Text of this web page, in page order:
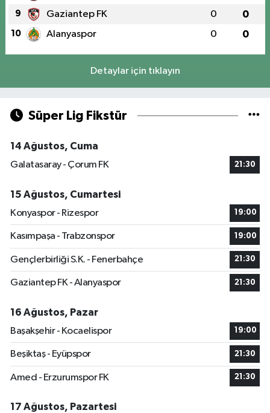
9 Gaziantep FK 0 0
10 Alanyaspor 0 0
Detaylar için tıklayın
Süper Lig Fikstür
14 Ağustos, Cuma
Galatasaray - Çorum FK
21:30
15 Ağustos, Cumartesi
Konyaspor - Rizespor
19:00
Kasımpaşa - Trabzonspor 19:00
Gençlerbirliği S.K. - Fenerbahçe 21:30
Gaziantep FK - Alanyaspor 21:30
16 Ağustos, Pazar
Başakşehir - Kocaelispor
19:00
Beşiktaş - Eyüpspor 21:30
Amed - Erzurumspor FK 21:30
17 Ağustos, Pazartesi